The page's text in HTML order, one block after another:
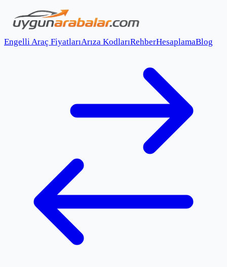
Engelli Araç FiyatlarıArıza KodlarıRehberHesaplamaBlog